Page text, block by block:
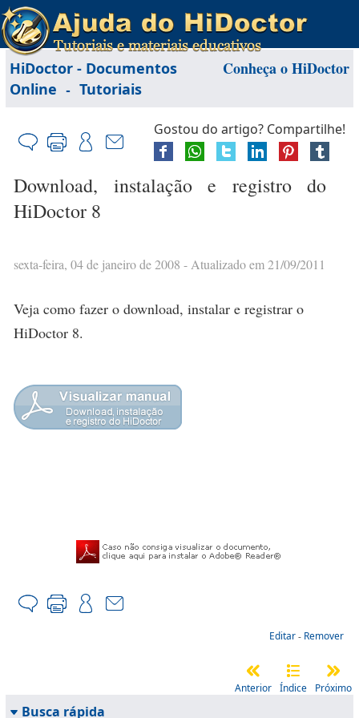
Conheça o HiDoctor
HiDoctor - Documentos
Online - Tutoriais
Gostou do artigo? Compartilhe!
Download, instalação e registro do
HiDoctor 8
sexta-feira, 04 de janeiro de 2008 - Atualizado em 21/09/2011
Veja como fazer o download, instalar e registrar o
HiDoctor 8.
Editar- Remover
Anterior Índice Próximo
Busca rápida